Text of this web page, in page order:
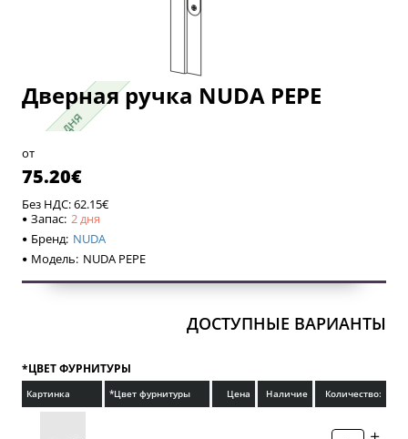
2 дня
2 дня
Дверная ручка NUDA PEPE
от
75.20€
Без НДС: 62.15€
Запас: 2 дня
Бренд: NUDA
Модель: NUDA PEPE
ДОСТУПНЫЕ ВАРИАНТЫ
*ЦВЕТ ФУРНИТУРЫ
Картинка *Цвет фурнитуры Цена Наличие Количество: